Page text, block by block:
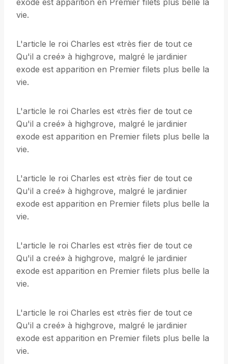
exode est apparition en Premier filets plus belle la
vie.
L'article le roi Charles est «très fier de tout ce
Qu'il a creé» à highgrove, malgré le jardinier
exode est apparition en Premier filets plus belle la
vie.
L'article le roi Charles est «très fier de tout ce
Qu'il a creé» à highgrove, malgré le jardinier
exode est apparition en Premier filets plus belle la
vie.
L'article le roi Charles est «très fier de tout ce
Qu'il a creé» à highgrove, malgré le jardinier
exode est apparition en Premier filets plus belle la
vie.
L'article le roi Charles est «très fier de tout ce
Qu'il a creé» à highgrove, malgré le jardinier
exode est apparition en Premier filets plus belle la
vie.
L'article le roi Charles est «très fier de tout ce
Qu'il a creé» à highgrove, malgré le jardinier
exode est apparition en Premier filets plus belle la
vie.